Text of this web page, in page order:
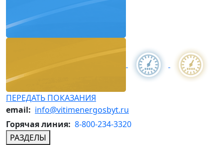
ПЕРЕДАТЬ ПОКАЗАНИЯ
email: info@vitimenergosbyt.ru
Горячая линия: 8-800-234-3320
РАЗДЕЛЫ